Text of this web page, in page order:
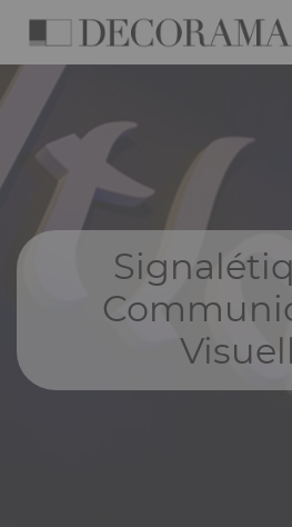
Skip
main
content
Navigation
principale
Cookies management panel